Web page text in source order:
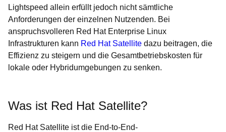
Lightspeed allein erfüllt jedoch nicht sämtliche
Anforderungen der einzelnen Nutzenden. Bei
anspruchsvolleren Red Hat Enterprise Linux
Infrastrukturen kann Red Hat Satellite dazu beitragen, die
Effizienz zu steigern und die Gesamtbetriebskosten für
lokale oder Hybridumgebungen zu senken.
Was ist Red Hat Satellite?
Red Hat Satellite ist die End-to-End-